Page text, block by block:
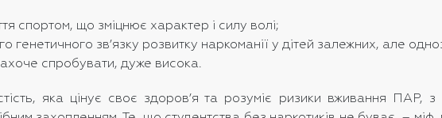
спортом, що зміцнює характер і силу волі;
зв’язку розвитку наркоманії у дітей залежних, але
спробувати, дуже висока.
яка цінує своє здоров’я та розуміє ризики вживання ПАР,